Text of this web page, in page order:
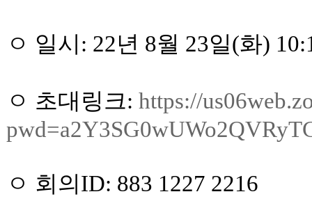
ㅇ 일시: 22년 8월 23일(화)
ㅇ 초대링크: https://
ㅇ 회의ID: 883 1227 2216